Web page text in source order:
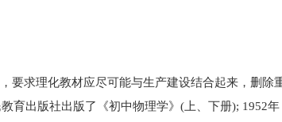
求理化教材应尽可能与生产建设结合起来，删
出版社出版了《初中物理学》(上、下册); 1952